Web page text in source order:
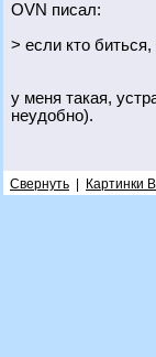
OVN писал:
> если кто биться,
у меня такая,
неудобно).
Свернуть Картинки